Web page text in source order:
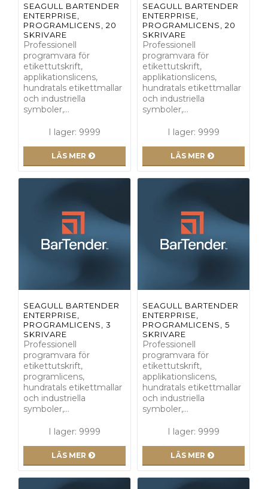
SEAGULL BARTENDER
ENTERPRISE,
PROGRAMLICENS, 20
SKRIVARE
Professionell
programvara för
etikettutskrift,
applikationslicens,
hundratals etikettmallar
och industriella
symboler,…
I lager: 9999
LÄS MER
SEAGULL BARTENDER
ENTERPRISE,
PROGRAMLICENS, 20
SKRIVARE
Professionell
programvara för
etikettutskrift,
applikationslicens,
hundratals etikettmallar
och industriella
symboler,…
I lager: 9999
LÄS MER
SEAGULL BARTENDER
ENTERPRISE,
PROGRAMLICENS, 3
SKRIVARE
Professionell
programvara för
etikettutskrift,
programlicens,
hundratals etikettmallar
och industriella
symboler,…
I lager: 9999
LÄS MER
SEAGULL BARTENDER
ENTERPRISE,
PROGRAMLICENS, 5
SKRIVARE
Professionell
programvara för
etikettutskrift,
applikationslicens,
hundratals etikettmallar
och industriella
symboler,…
I lager: 9999
LÄS MER